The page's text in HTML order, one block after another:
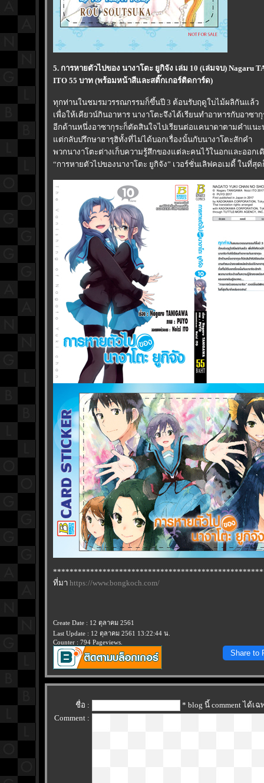
5. การหายตัวไปของ นางาโตะ ยูกิจัง เล่ม 10 (เล่มจบ) Nagaru
ITO 55 บาท (พร้อมหน้าสีและสติ๊กเกอร์ติดการ์ด)
ทุกท่านในชมรมวรรณกรรมก็ขึ้นปี 3 ต้อนรับฤดูใบไม้ผลิกันแล้ว
เพื่อให้เคียวน์กินอาหาร นางาโตะจึงได้เรียนทำอาหารกับอาซากุ
อีกด้านหนึ่งอาซากุระก็ตัดสินใจไปเรียนต่อแคนาดาตามคำแน
ต่กลับปรึกษาฮารุฮิทั้งที่ไม่ได้บอกเรื่องนั้นกับนางาโตะสักคำ
พวกนางาโตะต่างเก็บความรู้สึกของแต่ละคนไว้ในอกและออกเ
“การหายตัวไปของนางาโตะ ยูกิจัง” เวอร์ชั่นเลิฟคอเมดี้ ในที่สุ
ที่มา https://www.bongkoch.com/
Create Date : 12 ตุลาคม 2561
Last Update : 12 ตุลาคม 2561 13:22:44 น.
Counter : 794 Pageviews.
Share to
ชื่อ :
* blog นี้ comment ได้เ
Comment :